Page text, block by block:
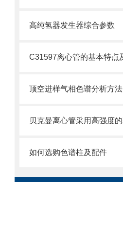
高纯氢器发生器综合参数
顶空进样气相色谱分析方法
如何选购色谱柱及配件